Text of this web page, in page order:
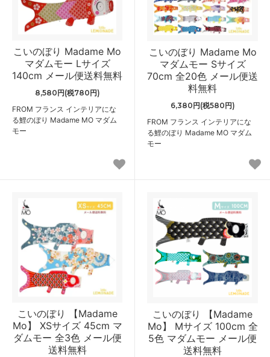
こいのぼり Madame Mo
マダムモー Lサイズ
140cm メール便送料無料
8,580円(税780円)
FROM フランス インテリアにな
る鯉のぼり Madame MO マダム
モー
こいのぼり Madame Mo
マダムモー Sサイズ
70cm 全20色 メール便送
料無料
6,380円(税580円)
FROM フランス インテリアにな
る鯉のぼり Madame MO マダム
モー
こいのぼり 【Madame
Mo】 XSサイズ 45cm マ
ダムモー 全3色 メール便
送料無料
こいのぼり 【Madame
Mo】 Mサイズ 100cm 全
5色 マダムモー メール便
送料無料